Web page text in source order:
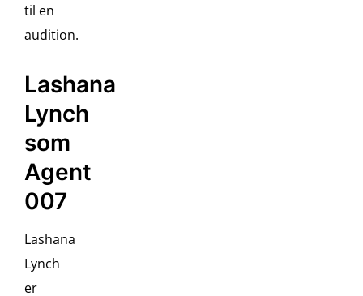
til en
audition.
Lashana
Lynch
som
Agent
007
Lashana
Lynch
er